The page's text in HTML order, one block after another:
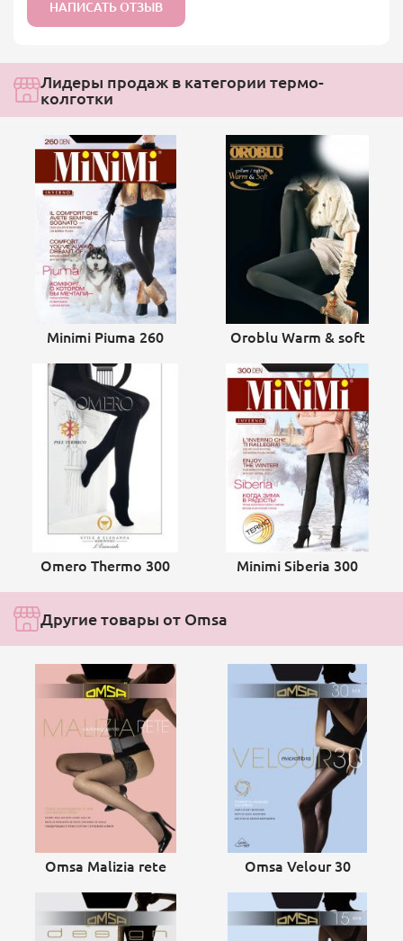
НАПИСАТЬ ОТЗЫВ
Лидеры продаж в категории термо-
колготки
Minimi Piuma 260 Oroblu Warm & soft
Omero Thermo 300 Minimi Siberia 300
Другие товары от Omsa
Omsa Malizia rete Omsa Velour 30